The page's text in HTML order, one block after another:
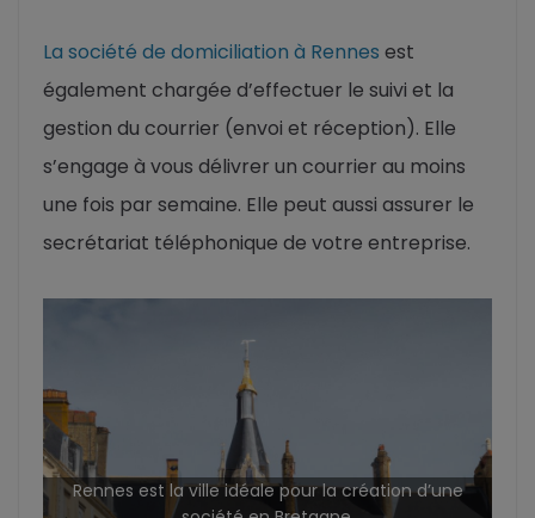
La société de domiciliation à Rennes est
également chargée d’effectuer le suivi et la
gestion du courrier (envoi et réception). Elle
s’engage à vous délivrer un courrier au moins
une fois par semaine. Elle peut aussi assurer le
secrétariat téléphonique de votre entreprise.
Rennes est la ville idéale pour la création d’une